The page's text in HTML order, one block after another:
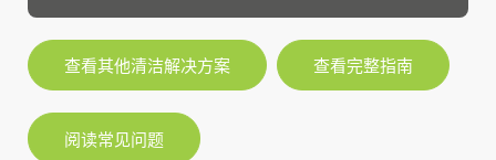
查看其他清洁解决方案 查看完整指南
阅读常见问题